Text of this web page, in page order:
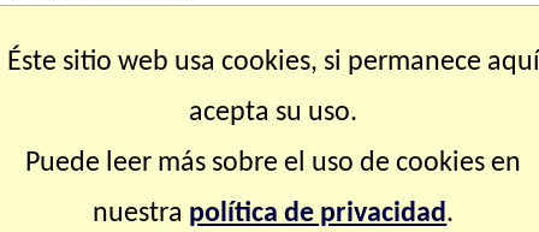
Mapa del sitio
Éste sitio web usa cookies, si permanece aquí
acepta su uso.
Puede leer más sobre el uso de cookies en
nuestra política de privacidad.